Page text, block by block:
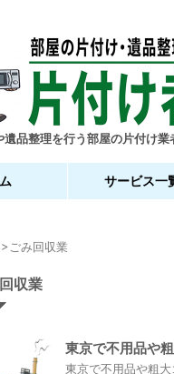
遺品整理を行う部屋の片付け業
サービス一
>ごみ回収業
収業
東京で不用品や
東京で不用品や粗